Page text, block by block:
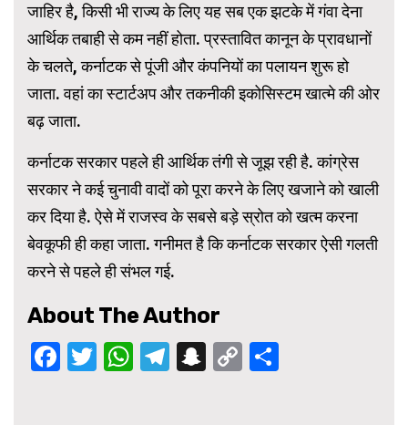
जाहिर है, किसी भी राज्य के लिए यह सब एक झटके में गंवा देना
आर्थिक तबाही से कम नहीं होता. प्रस्तावित कानून के प्रावधानों
के चलते, कर्नाटक से पूंजी और कंपनियों का पलायन शुरू हो
जाता. वहां का स्टार्टअप और तकनीकी इकोसिस्टम खात्मे की ओर
बढ़ जाता.
कर्नाटक सरकार पहले ही आर्थिक तंगी से जूझ रही है. कांग्रेस
सरकार ने कई चुनावी वादों को पूरा करने के लिए खजाने को खाली
कर दिया है. ऐसे में राजस्व के सबसे बड़े स्रोत को खत्म करना
बेवकूफी ही कहा जाता. गनीमत है कि कर्नाटक सरकार ऐसी गलती
करने से पहले ही संभल गई.
About The Author
Facebook
Twitter
WhatsApp
Telegram
Snapchat
Copy